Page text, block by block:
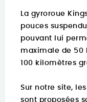
La gyroroue
pouces
pouvant lui
maximale de 50
100 kilomètres
Sur notre site,
sont proposées